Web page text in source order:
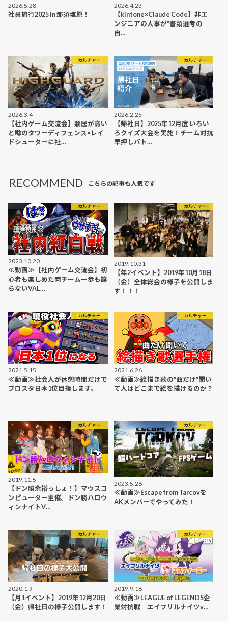
2026.5.28
社員旅行2025 in 那須塩原！
2026.4.23
【kintone×Claude Code】非エ
ンジニアの人事が"書類選考の
自…
カルチャー
2026.3.4
【社内ゲーム交流会】敷居が高い
と噂のタワーディフェンス×レイ
ドシューターに社…
カルチャー
2026.2.25
【帰社日】2025年12月度 いろい
ろクイズ大会を実施！チーム対抗
早押しバト…
RECOMMEND こちらの記事も人気です
カルチャー
2023.10.20
≪動画≫【社内ゲーム交流会】初
心者も楽しめた両チーム一歩も譲
らないVAL…
カルチャー
2019.10.31
【年2イベント】2019年10月18日
（金）全体総会の様子を公開しま
す！！！
カルチャー
2021.5.15
≪動画≫社会人が休憩時間だけで
ブロスタ日本1位目指します。
カルチャー
2021.6.26
≪動画≫絵描き歌の"曲だけ"聞い
て人はどこまで絵を描けるのか？
カルチャー
2019.11.5
【ドン勝余裕っしょ！】マウスコ
ンピューター主催。ドン勝ハロウ
ィンナイトV…
カルチャー
2023.5.26
≪動画≫Escape from Tarcovを
AKメンバーでやってみた！
カルチャー
2020.1.9
【月1イベント】2019年12月20日
（金）帰社日の様子公開します！
カルチャー
2019.9.18
≪動画≫LEAGUE of LEGENDS企
業対抗戦 エイプリルナイツv…